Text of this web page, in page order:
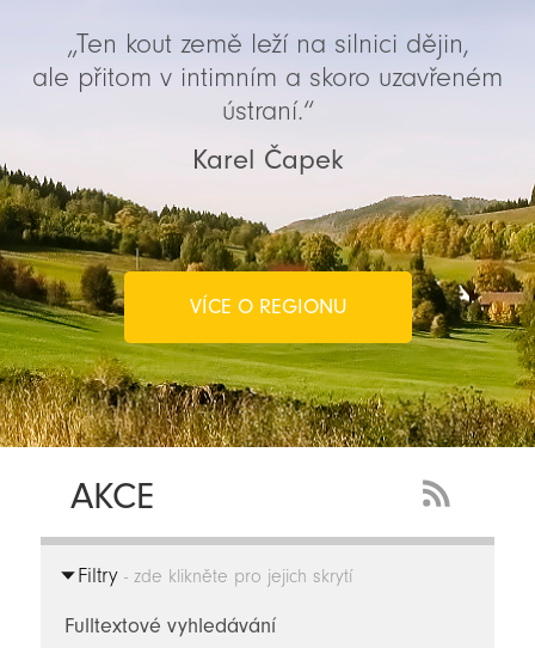
„Ten kout země leží na silnici dějin,
ale přitom v intimním a skoro uzavřeném
ústraní.“
Karel Čapek
VÍCE O REGIONU
AKCE
Feed
Filtry- zde klikněte pro jejich skrytí
Fulltextové vyhledávání